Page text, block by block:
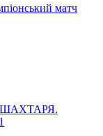
матч
ШАХТАРЯ.